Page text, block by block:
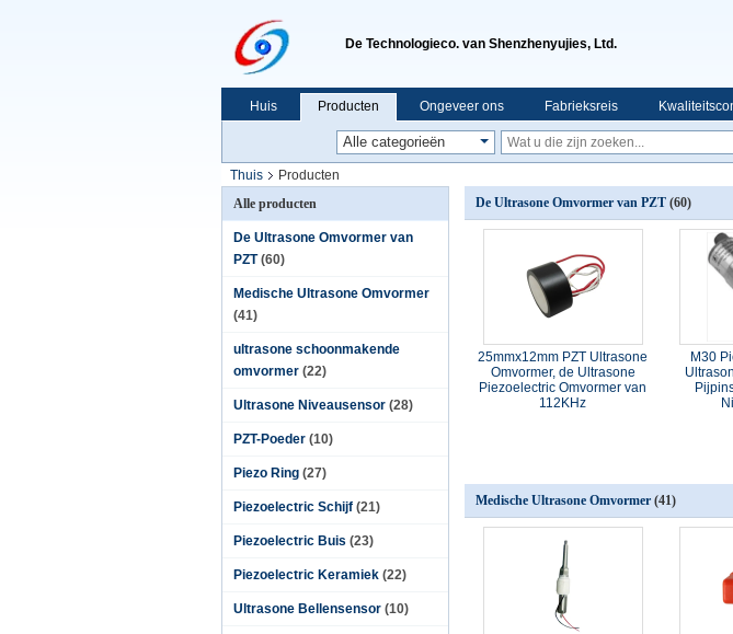
De Technologieco. van Shenzhenyujies, Ltd.
Huis Producten Ongeveer ons Fabrieksreis
Thuis
Producten
Alle producten
De Ultrasone Omvormer van
PZT (60)
Medische Ultrasone Omvormer
(41)
ultrasone schoonmakende
omvormer (22)
Ultrasone Niveausensor (28)
PZT-Poeder (10)
Piezo Ring (27)
Piezoelectric Schijf (21)
Piezoelectric Buis (23)
Piezoelectric Keramiek (22)
Ultrasone Bellensensor (10)
De Ultrasone Omvormer van PZT (60)
25mmx12mm PZT Ultrasone
Omvormer, de Ultrasone
Piezoelectric Omvormer van
112KHz
M30
Medische Ultrasone Omvormer (41)